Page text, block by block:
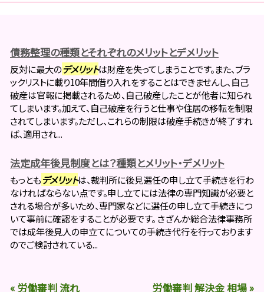
債務整理の種類とそれぞれのメリットとデメリット
反対に最大のデメリットは財産を失ってしまうことです。また、ブラ
ックリストに載り10年間借り入れをすることはできませんし、自己
破産は官報に掲載されるため、自己破産したことが他者に知られ
てしまいます。加えて、自己破産を行うと仕事や住居の移転を制限
されてしまいます。ただし、これらの制限は破産手続きが終了すれ
ば、適用され...
法定成年後見制度とは？種類とメリット・デメリット
もっともデメリットは、裁判所に後見選任の申し立て手続きを行わ
なければならない点です。申し立てには法律の専門知識が必要と
される場合が多いため、専門家などに選任の申し立て手続きにつ
いて事前に確認をすることが必要です。 さざんか総合法律事務所
では成年後見人の申立てについての手続き代行を行っております
のでご検討されている...
« 労働審判 流れ
労働審判 解決金 相場 »